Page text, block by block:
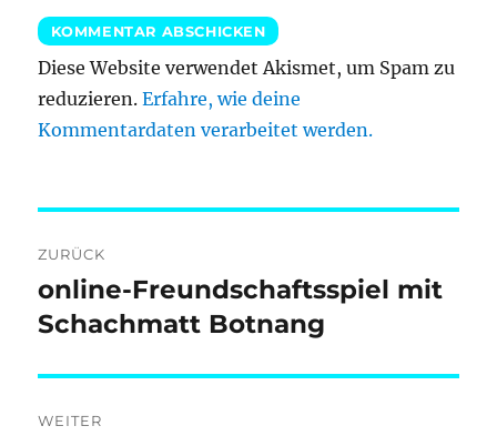
Diese Website verwendet Akismet, um Spam zu
reduzieren.Erfahre, wie deine
Kommentardaten verarbeitet werden.
ZURÜCK
Vorheriger
Beitrag:
online-Freundschaftsspiel mit
Schachmatt Botnang
WEITER